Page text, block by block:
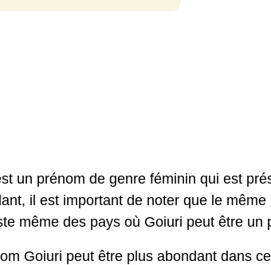
un prénom de genre féminin qui est
il est important de noter que le
même des pays où Goiuri peut être un
Goiuri peut être plus abondant dans